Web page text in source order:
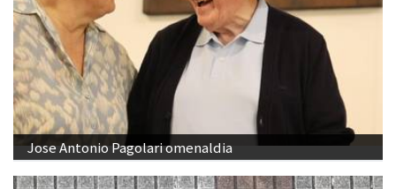
Jose Antonio Pagolari omenaldia